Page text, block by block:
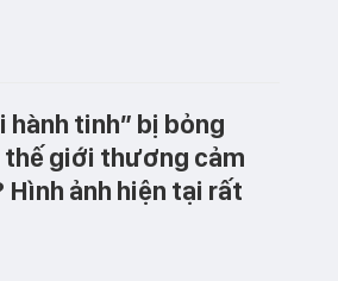
hành tinh” bị bỏng
thế giới thương cảm
ảnh hiện tại rất